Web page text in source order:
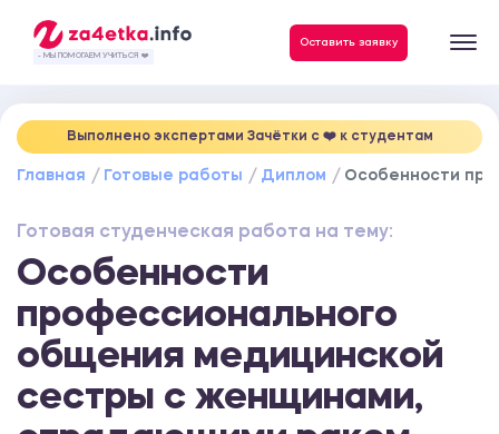
- МЫ ПОМОГАЕМ УЧИТЬСЯ ❤️
Оставить заявку
Выполнено экспертами Зачётки c ❤️ к студентам
Главная Готовые работы Диплом Особенности
Готовая студенческая работа на тему:
Особенности
профессионального
общения медицинской
сестры с женщинами,